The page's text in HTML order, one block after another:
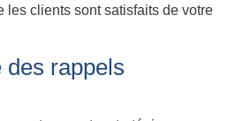
les clients sont satisfaits de votre
des rappels